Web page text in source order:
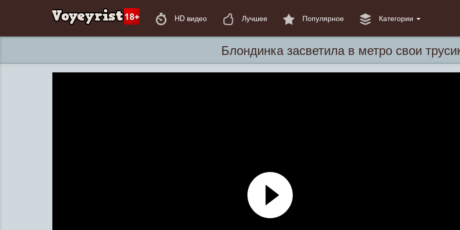
HD видео Лучшее Популярное Категории
Блондинка засветила в метро свои